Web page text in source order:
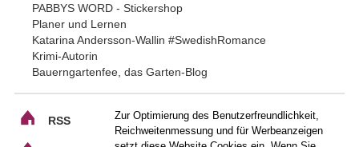
Zur Optimierung des Benutzerfreundlichkeit,
Reichweitenmessung und für Werbeanzeigen
PABBYS WORD - Stickershop
Planer und Lernen
Katarina Andersson-Wallin #SwedishRomance
Krimi-Autorin
Bauerngartenfee, das Garten-Blog
RSS